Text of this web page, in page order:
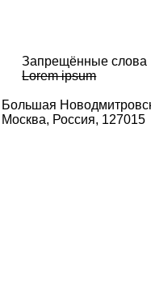
Запрещённые слова
Lorem ipsum
Большая
Москва, Россия, 127015